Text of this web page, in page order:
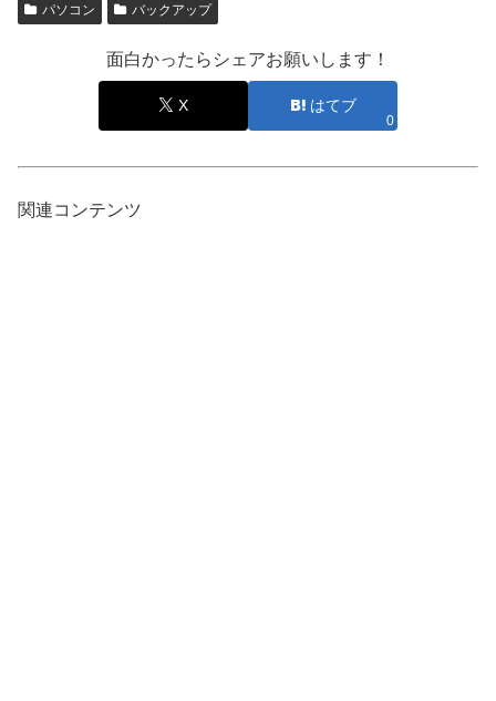
パソコン バックアップ
面白かったらシェアお願いします！
X はてブ
0
関連コンテンツ